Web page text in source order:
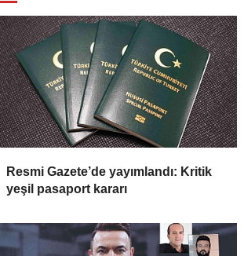
Resmi Gazete’de yayımlandı: Kritik
yeşil pasaport kararı